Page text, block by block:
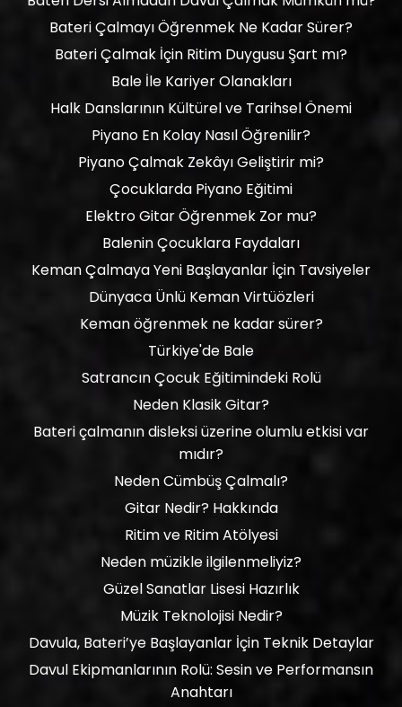
Bateri Çalmayı Öğrenmek Ne Kadar Sürer?
Bateri Çalmak İçin Ritim Duygusu Şart mı?
Bale İle Kariyer Olanakları
Halk Danslarının Kültürel ve Tarihsel Önemi
Piyano En Kolay Nasıl Öğrenilir?
Piyano Çalmak Zekâyı Geliştirir mi?
Çocuklarda Piyano Eğitimi
Elektro Gitar Öğrenmek Zor mu?
Balenin Çocuklara Faydaları
Keman Çalmaya Yeni Başlayanlar İçin Tavsiyeler
Dünyaca Ünlü Keman Virtüözleri
Keman öğrenmek ne kadar sürer?
Türkiye'de Bale
Satrancın Çocuk Eğitimindeki Rolü
Neden Klasik Gitar?
Bateri çalmanın disleksi üzerine olumlu etkisi var
mıdır?
Neden Cümbüş Çalmalı?
Gitar Nedir? Hakkında
Ritim ve Ritim Atölyesi
Neden müzikle ilgilenmeliyiz?
Güzel Sanatlar Lisesi Hazırlık
Müzik Teknolojisi Nedir?
Davula, Bateri’ye Başlayanlar İçin Teknik Detaylar
Davul Ekipmanlarının Rolü: Sesin ve Performansın
Anahtarı